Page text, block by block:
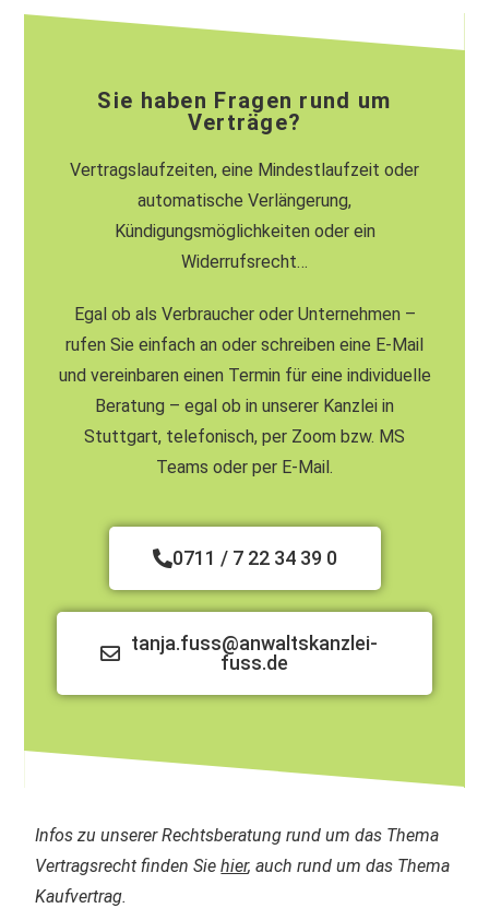
Sie haben Fragen rund um
Verträge?
Vertragslaufzeiten, eine Mindestlaufzeit oder
automatische Verlängerung,
Kündigungsmöglichkeiten oder ein
Widerrufsrecht…
Egal ob als Verbraucher oder Unternehmen –
rufen Sie einfach an oder schreiben eine E-Mail
und vereinbaren einen Termin für eine individuelle
Beratung – egal ob in unserer Kanzlei in
Stuttgart, telefonisch, per Zoom bzw. MS
Teams oder per E-Mail.
0711 / 7 22 34 39 0
tanja.fuss@anwaltskanzlei-
fuss.de
Infos zu unserer Rechtsberatung rund um das Thema
Vertragsrecht finden Siehier, auch rund um das Thema
Kaufvertrag.